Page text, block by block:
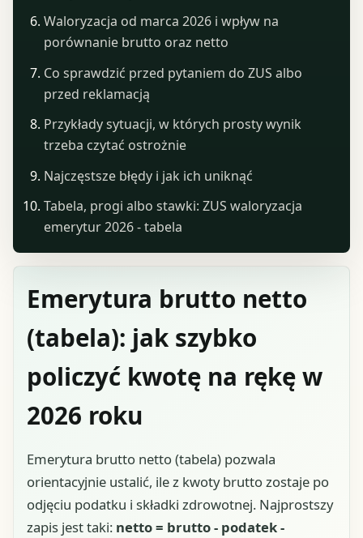
Emerytura brutto netto
(tabela): jak szybko
policzyć kwotę na rękę w
2026 roku
Emerytura brutto netto (tabela) pozwala
orientacyjnie ustalić, ile z kwoty brutto zostaje po
odjęciu podatku i składki zdrowotnej. Najprostszy
zapis jest taki: netto = brutto - podatek -
Waloryzacja od marca 2026 i wpływ na
porównanie brutto oraz netto
Co sprawdzić przed pytaniem do ZUS albo
przed reklamacją
Przykłady sytuacji, w których prosty wynik
trzeba czytać ostrożnie
Najczęstsze błędy i jak ich uniknąć
Tabela, progi albo stawki: ZUS waloryzacja
emerytur 2026 - tabela